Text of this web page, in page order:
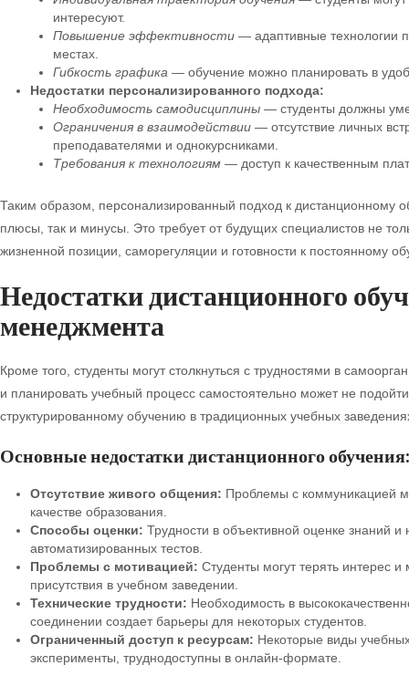
интересуют.
Повышение эффективности— адаптивные технологии
местах.
Гибкость графика — обучение можно планировать в
Недостатки персонализированного подхода:
Необходимость самодисциплины— студенты должны
Ограничения в взаимодействии— отсутствие личных
преподавателями и однокурсниками.
Требования к технологиям— доступ к качественным
Таким образом, персонализированный подход к дистанционному
плюсы, так и минусы. Это требует от будущих специалистов не
жизненной позиции, саморегуляции и готовности к постоянному
Недостатки дистанционного
менеджмента
Кроме того, студенты могут столкнуться с трудностями в
и планировать учебный процесс самостоятельно может не
структурированному обучению в традиционных учебных
Основные недостатки дистанционного обучения:
Отсутствие живого общения: Проблемы с коммуникацией
качестве образования.
Способы оценки: Трудности в объективной оценке знаний и
автоматизированных тестов.
Проблемы с мотивацией: Студенты могут терять интерес
присутствия в учебном заведении.
Технические трудности: Необходимость в
соединении создает барьеры для некоторых студентов.
Ограниченный доступ к ресурсам: Некоторые виды
эксперименты, труднодоступны в онлайн-формате.